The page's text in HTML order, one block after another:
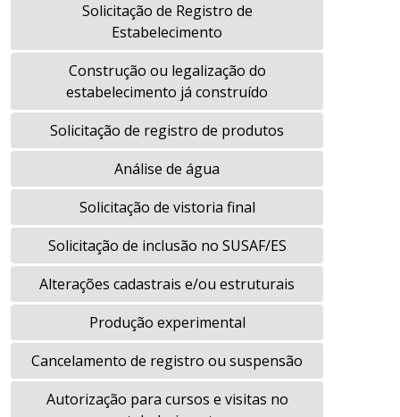
Solicitação de Registro de
Estabelecimento
Construção ou legalização do
estabelecimento já construído
Solicitação de registro de produtos
Análise de água
Solicitação de vistoria final
Solicitação de inclusão no SUSAF/ES
Alterações cadastrais e/ou estruturais
Produção experimental
Cancelamento de registro ou suspensão
Autorização para cursos e visitas no